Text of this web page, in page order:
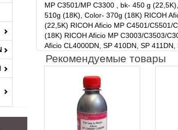
MP C3501/MP C3300 , bk- 450 g
510g (18K), Color- 370g (18K) RICOH
(22,5K) RICOH Aficio MP C4501/
(18K) RICOH Aficio MP C3003/C3503/
Aficio CL4000DN, SP 410DN, SP
Рекомендуемые товары